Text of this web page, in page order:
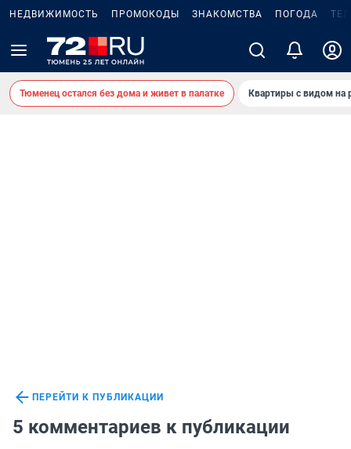
НЕДВИЖИМОСТЬ ПРОМОКОДЫ ЗНАКОМСТВА ПОГОДА
Тюменец остался без дома и живет в палатке Квартиры с видом на
ПЕРЕЙТИ К ПУБЛИКАЦИИ
5 комментариев к публикации